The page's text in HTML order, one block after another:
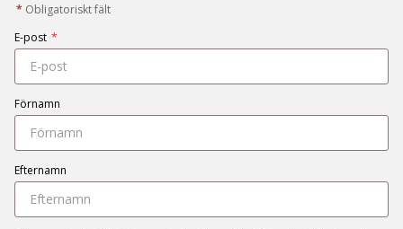
* Obligatoriskt fält
E-post *
Förnamn
Efternamn